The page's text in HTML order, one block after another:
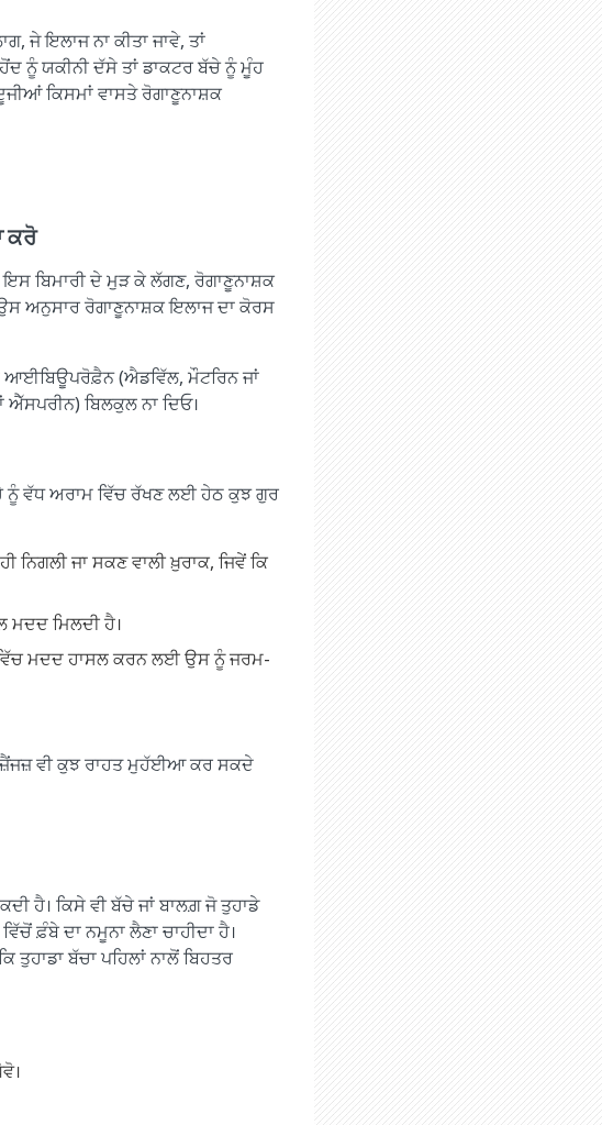
ਜੇ ਇਲਾਜ ਨਾ ਕੀਤਾ ਜਾਵੇ, ਤਾਂ
ਨੂੰ ਯਕੀਨੀ ਦੱਸੇ ਤਾਂ ਡਾਕਟਰ ਬੱਚੇ ਨੂੰ ਮੂੰਹ
ਕਿਸਮਾਂ ਵਾਸਤੇ ਰੋਗਾਣੂਨਾਸ਼ਕ
ਕਰੋ
ਬਿਮਾਰੀ ਦੇ ਮੁੜ ਕੇ ਲੱਗਣ, ਰੋਗਾਣੂਨਾਸ਼ਕ
ਅਨੁਸਾਰ ਰੋਗਾਣੂਨਾਸ਼ਕ ਇਲਾਜ ਦਾ ਕੋਰਸ
ਆਈਬਿਊਪਰੋਫ਼ੈਨ (ਐਡਵਿੱਲ, ਮੌਟਰਿਨ ਜਾਂ
ਬਿਲਕੁਲ ਨਾ ਦਿਓ।
ਨੂੰ ਵੱਧ ਅਰਾਮ ਵਿੱਚ ਰੱਖਣ ਲਈ ਹੇਠ ਕੁਝ ਗੁਰ
ਜਾ ਸਕਣ ਵਾਲੀ ਖ਼ੁਰਾਕ, ਜਿਵੇਂ ਕਿ
ਮਦਦ ਮਿਲਦੀ ਹੈ।
ਮਦਦ ਹਾਸਲ ਕਰਨ ਲਈ ਉਸ ਨੂੰ ਜਰਮ-
ਵੀ ਕੁਝ ਰਾਹਤ ਮੁਹੱਈਆ ਕਰ ਸਕਦੇ
ਹੈ। ਕਿਸੇ ਵੀ ਬੱਚੇ ਜਾਂ ਬਾਲਗ਼ ਜੋ ਤੁਹਾਡੇ
ਫ਼ੰਬੇ ਦਾ ਨਮੂਨਾ ਲੈਣਾ ਚਾਹੀਦਾ ਹੈ।
ਬੱਚਾ ਪਹਿਲਾਂ ਨਾਲੋਂ ਬਿਹਤਰ